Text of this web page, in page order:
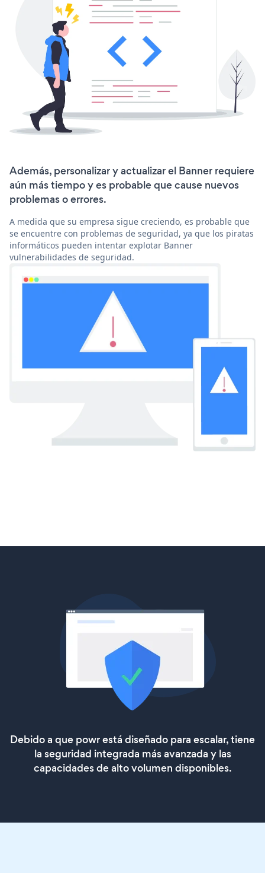
Además, personalizar y actualizar el Banner requiere
aún más tiempo y es probable que cause nuevos
problemas o errores.
A medida que su empresa sigue creciendo, es probable que
se encuentre con problemas de seguridad, ya que los piratas
informáticos pueden intentar explotar Banner
vulnerabilidades de seguridad.
Debido a que powr está diseñado para escalar, tiene
la seguridad integrada más avanzada y las
capacidades de alto volumen disponibles.